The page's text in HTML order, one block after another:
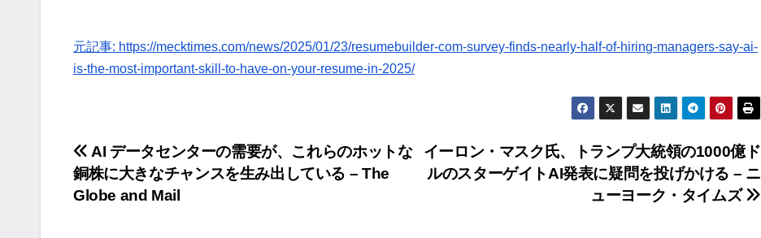
元記事: https://mecktimes.com/news/2025/01/23/resumebuilder-com-survey-finds-nearly-half-of-hiring-managers-say-ai-
is-the-most-important-skill-to-have-on-your-resume-in-2025/
投
稿
イーロン・マスク氏、トランプ大統領の1000億ド
ルのスターゲイトAI発表に疑問を投げかける – ニ
ューヨーク・タイムズ
AI データセンターの需要が、これらのホットな
銅株に大きなチャンスを生み出している – The
Globe and Mail